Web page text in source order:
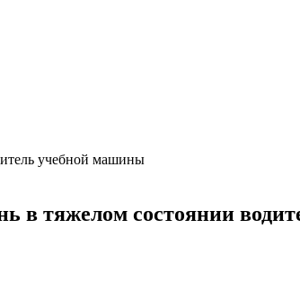
учебной машины
в тяжелом состоянии